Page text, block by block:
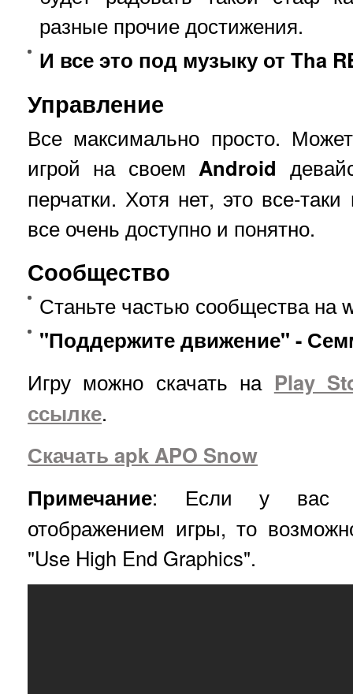
разные прочие достижения.
И все это под музыку от Tha
Управление
Все максимально просто.
игрой на своем Android
перчатки. Хотя нет, это все-
все очень доступно и понятно.
Сообщество
Станьте частью сообщества на
"Поддержите движение" -
Игру можно скачать на Play
ссылке.
Скачать apk APO Snow
Примечание: Если у вас
отображением игры, то
"Use High End Graphics".